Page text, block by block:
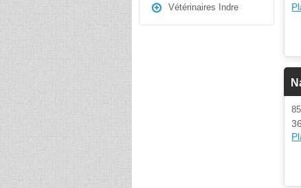
Vétérinaires Indre